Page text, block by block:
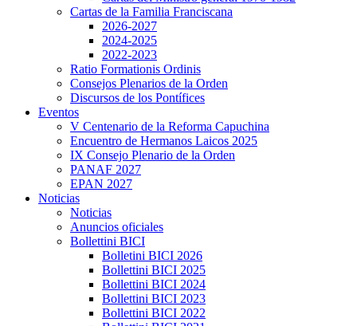
Cartas de la Familia Franciscana
2026-2027
2024-2025
2022-2023
Ratio Formationis Ordinis
Consejos Plenarios de la Orden
Discursos de los Pontífices
Eventos
V Centenario de la Reforma Capuchina
Encuentro de Hermanos Laicos 2025
IX Consejo Plenario de la Orden
PANAF 2027
EPAN 2027
Noticias
Noticias
Anuncios oficiales
Bollettini BICI
Bolletini BICI 2026
Bollettini BICI 2025
Bollettini BICI 2024
Bollettini BICI 2023
Bollettini BICI 2022